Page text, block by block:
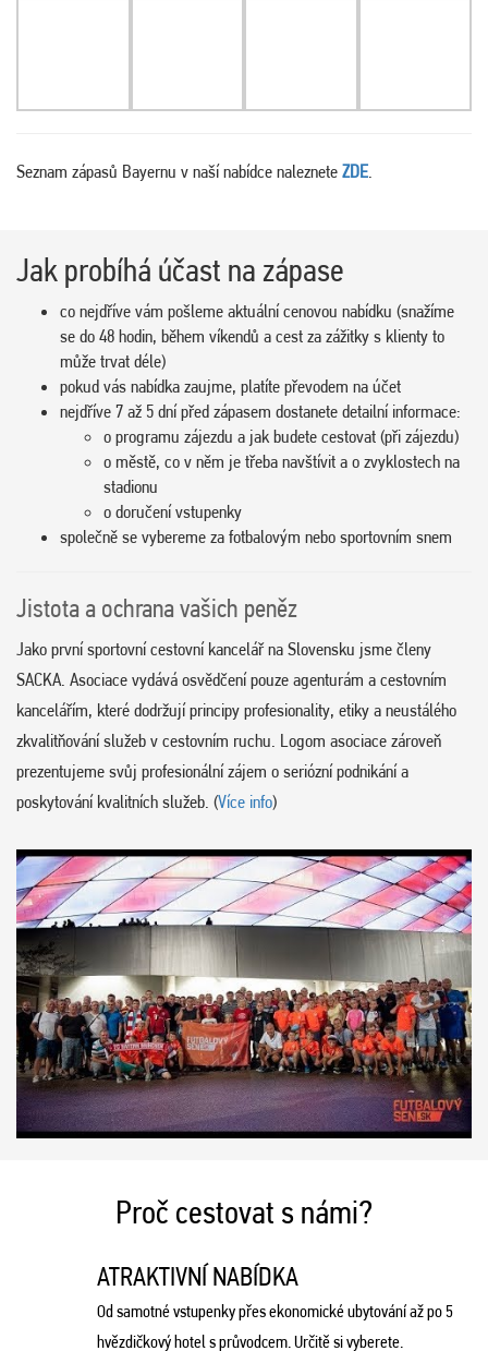
Seznam zápasů Bayernu v naší nabídce naleznete ZDE.
Jak probíhá účast na zápase
co nejdříve vám pošleme aktuální cenovou nabídku (snažíme
se do 48 hodin, během víkendů a cest za zážitky s klienty to
může trvat déle)
pokud vás nabídka zaujme, platíte převodem na účet
nejdříve 7 až 5 dní před zápasem dostanete detailní informace:
o programu zájezdu a jak budete cestovat (při zájezdu)
o městě, co v něm je třeba navštívit a o zvyklostech na
stadionu
o doručení vstupenky
společně se vybereme za fotbalovým nebo sportovním snem
Jistota a ochrana vašich peněz
Jako první sportovní cestovní kancelář na Slovensku jsme členy
SACKA. Asociace vydává osvědčení pouze agenturám a cestovním
kancelářím, které dodržují principy profesionality, etiky a neustálého
zkvalitňování služeb v cestovním ruchu. Logom asociace zároveň
prezentujeme svůj profesionální zájem o seriózní podnikání a
poskytování kvalitních služeb. (Více info)
Proč cestovat s námi?
ATRAKTIVNÍ NABÍDKA
Od samotné vstupenky přes ekonomické ubytování až po 5
hvězdičkový hotel s průvodcem. Určitě si vyberete.